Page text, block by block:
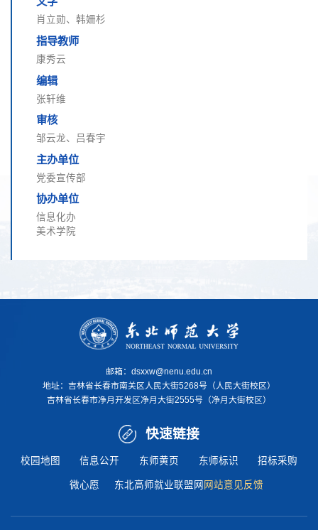
肖立勋、韩姍杉
指导教师
康秀云
编辑
张轩维
审核
邹云龙、吕春宇
主办单位
党委宣传部
协办单位
信息化办
美术学院
邮箱：dsxxw@nenu.edu.cn
地址： 吉林省长春市南关区人民大街5268号（人民大街校区）
吉林省长春市净月开发区净月大街2555号（净月大街校区）
快速链接
校园地图 信息公开 东师黄页 东师标识 招标采购
微心愿 东北高师就业联盟网 网站意见反馈